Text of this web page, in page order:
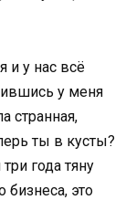
и у нас всё
у меня
странная,
ты в кусты?
года тяну
бизнеса, это